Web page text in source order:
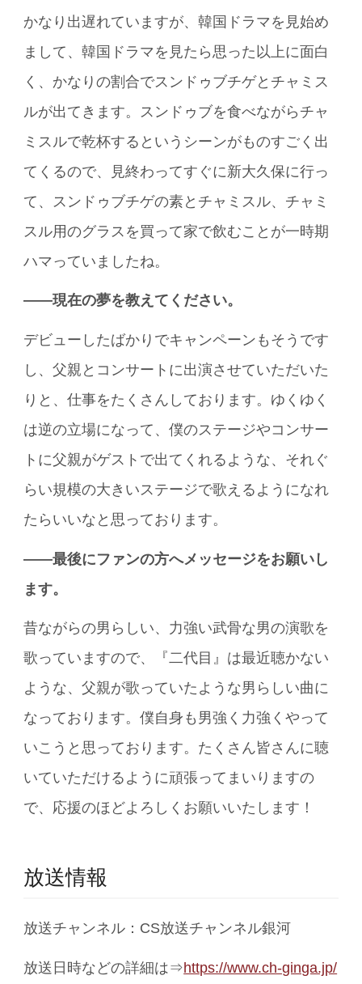
かなり出遅れていますが、韓国ドラマを見始め
まして、韓国ドラマを見たら思った以上に面白
く、かなりの割合でスンドゥブチゲとチャミス
ルが出てきます。スンドゥブを食べながらチャ
ミスルで乾杯するというシーンがものすごく出
てくるので、見終わってすぐに新大久保に行っ
て、スンドゥブチゲの素とチャミスル、チャミ
スル用のグラスを買って家で飲むことが一時期
ハマっていましたね。
――現在の夢を教えてください。
デビューしたばかりでキャンペーンもそうです
し、父親とコンサートに出演させていただいた
りと、仕事をたくさんしております。ゆくゆく
は逆の立場になって、僕のステージやコンサー
トに父親がゲストで出てくれるような、それぐ
らい規模の大きいステージで歌えるようになれ
たらいいなと思っております。
――最後にファンの方へメッセージをお願いし
ます。
昔ながらの男らしい、力強い武骨な男の演歌を
歌っていますので、『二代目』は最近聴かない
ような、父親が歌っていたような男らしい曲に
なっております。僕自身も男強く力強くやって
いこうと思っております。たくさん皆さんに聴
いていただけるように頑張ってまいりますの
で、応援のほどよろしくお願いいたします！
放送情報
放送チャンネル：CS放送チャンネル銀河
放送日時などの詳細は⇒https://www.ch-ginga.jp/